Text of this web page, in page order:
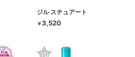
ジル スチュアート
￥3,520